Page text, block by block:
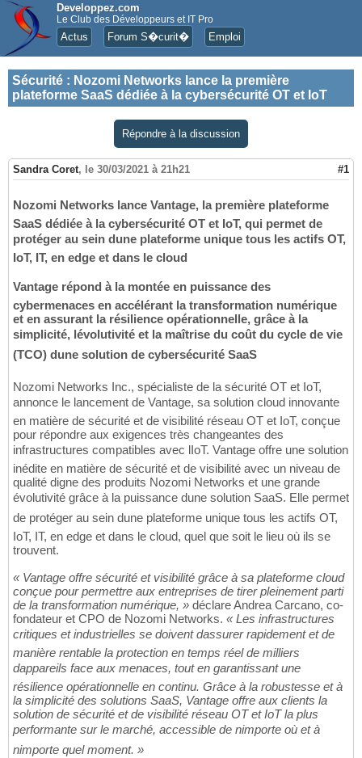
Developpez.com
Le Club des Développeurs et IT Pro
Actus Forum S�curit� Emploi
Sécurité : Nozomi Networks lance la première
plateforme SaaS dédiée à la cybersécurité OT et IoT
Répondre à la discussion
Sandra Coret, le 30/03/2021 à 21h21 #1
Nozomi Networks lance Vantage, la première plateforme
SaaS dédiée à la cybersécurité OT et IoT, qui permet de
protéger au sein dune plateforme unique tous les actifs OT,
IoT, IT, en edge et dans le cloud
Vantage répond à la montée en puissance des
cybermenaces en accélérant la transformation numérique
et en assurant la résilience opérationnelle, grâce à la
simplicité, lévolutivité et la maîtrise du coût du cycle de vie
(TCO) dune solution de cybersécurité SaaS
Nozomi Networks Inc., spécialiste de la sécurité OT et IoT,
annonce le lancement de Vantage, sa solution cloud innovante
en matière de sécurité et de visibilité réseau OT et IoT, conçue
pour répondre aux exigences très changeantes des
infrastructures compatibles avec lIoT. Vantage offre une solution
inédite en matière de sécurité et de visibilité avec un niveau de
qualité digne des produits Nozomi Networks et une grande
évolutivité grâce à la puissance dune solution SaaS. Elle permet
de protéger au sein dune plateforme unique tous les actifs OT,
IoT, IT, en edge et dans le cloud, quel que soit le lieu où ils se
trouvent.
« Vantage offre sécurité et visibilité grâce à sa plateforme cloud
conçue pour permettre aux entreprises de tirer pleinement parti
de la transformation numérique, » déclare Andrea Carcano, co-
fondateur et CPO de Nozomi Networks. « Les infrastructures
critiques et industrielles se doivent dassurer rapidement et de
manière rentable la protection en temps réel de milliers
dappareils face aux menaces, tout en garantissant une
résilience opérationnelle en continu. Grâce à la robustesse et à
la simplicité des solutions SaaS, Vantage offre aux clients la
solution de sécurité et de visibilité réseau OT et IoT la plus
performante sur le marché, accessible de nimporte où et à
nimporte quel moment. »